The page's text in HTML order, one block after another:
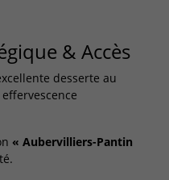
& Accès
desserte au
« Aubervilliers-Pantin